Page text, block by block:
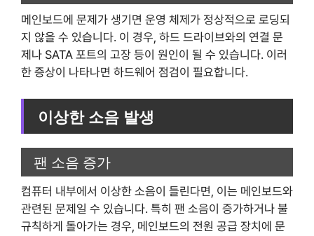
메인보드에 문제가 생기면 운영 체제가 정상적으로 로딩되
지 않을 수 있습니다. 이 경우, 하드 드라이브와의 연결 문
제나 SATA 포트의 고장 등이 원인이 될 수 있습니다. 이러
한 증상이 나타나면 하드웨어 점검이 필요합니다.
이상한 소음 발생
팬 소음 증가
컴퓨터 내부에서 이상한 소음이 들린다면, 이는 메인보드와
관련된 문제일 수 있습니다. 특히 팬 소음이 증가하거나 불
규칙하게 돌아가는 경우, 메인보드의 전원 공급 장치에 문